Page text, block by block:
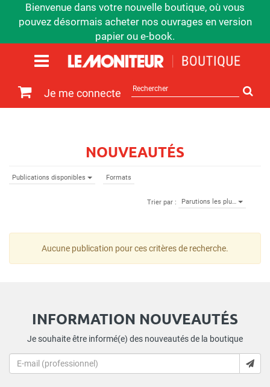
Bienvenue dans votre nouvelle boutique, où vous
pouvez désormais acheter nos ouvrages en version
papier ou e-book.
Je me connecte
sur
le
NOUVEAUTÉS
Publications disponibles Formats
Trier par : Parutions les plu…
Aucune publication pour ces critères de recherche.
INFORMATION NOUVEAUTÉS
Je souhaite être informé(e) des nouveautés de la boutique